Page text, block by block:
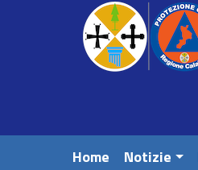
Vai ai contenuti
Vai al menu di navigazione
Vai al footer
Home Notizie